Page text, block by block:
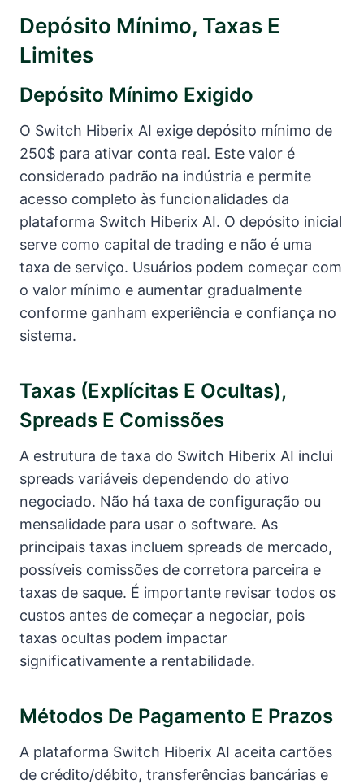
Depósito Mínimo, Taxas E
Limites
Depósito Mínimo Exigido
O Switch Hiberix AI exige depósito mínimo de
250$ para ativar conta real. Este valor é
considerado padrão na indústria e permite
acesso completo às funcionalidades da
plataforma Switch Hiberix AI. O depósito inicial
serve como capital de trading e não é uma
taxa de serviço. Usuários podem começar com
o valor mínimo e aumentar gradualmente
conforme ganham experiência e confiança no
sistema.
Taxas (explícitas E Ocultas),
Spreads E Comissões
A estrutura de taxa do Switch Hiberix AI inclui
spreads variáveis dependendo do ativo
negociado. Não há taxa de configuração ou
mensalidade para usar o software. As
principais taxas incluem spreads de mercado,
possíveis comissões de corretora parceira e
taxas de saque. É importante revisar todos os
custos antes de começar a negociar, pois
taxas ocultas podem impactar
significativamente a rentabilidade.
Métodos De Pagamento E Prazos
A plataforma Switch Hiberix AI aceita cartões
de crédito/débito, transferências bancárias e